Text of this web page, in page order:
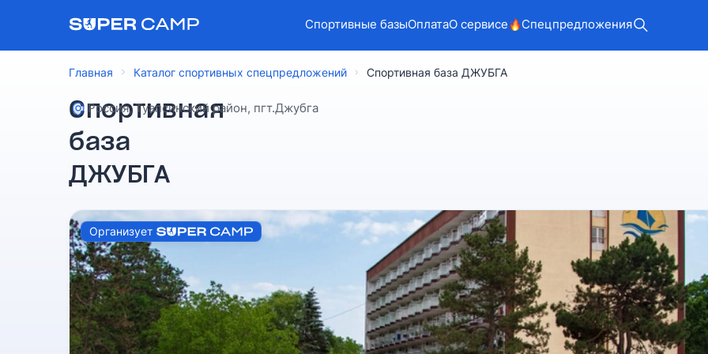
Спортивные базыОплатаО сервисе Спецпредложения
Главная Каталог спортивных спецпредложений Спортивная база ДЖУБГА
Спортивная
база
ДЖУБГА
Россия, Туапсинский район, пгт.Джубга
Организует